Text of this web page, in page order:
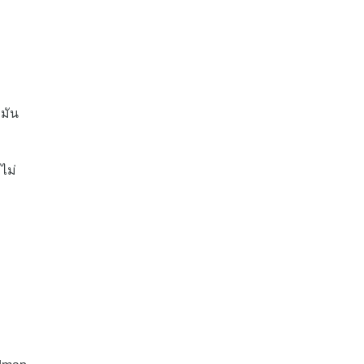
มัน
ม่